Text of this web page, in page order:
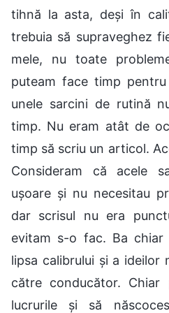
tihnă la asta, deși în
trebuia să supraveghez
mele, nu toate
puteam face timp
unele sarcini de rutină
timp. Nu eram atât de
timp să scriu un articol.
Consideram că acele
ușoare și nu necesitau
dar scrisul nu era
evitam s-o fac. Ba
lipsa calibrului și a ideilor
către conducător. Chiar
lucrurile și să